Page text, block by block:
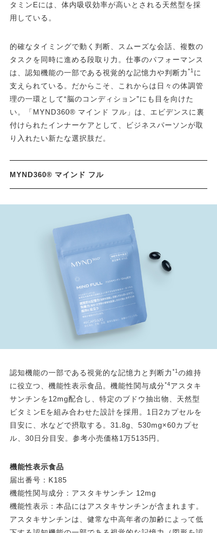
タミンEには、体内吸収効率が高いとされる天然型を採
用している。
的確なタイミングで動く判断、スムーズな会話、複数の
タスクを同時に進める段取り力。仕事のパフォーマンス
は、認知機能の一部である視覚的な記憶力や判断力 *1 に
支えられている。だからこそ、これからは日々の体調管
理の一環として“脳のコンディション”にも目を向けた
い。「MYND360® マインド フル」は、エビデンスに裏
付けられたインナーケアとして、ビジネスパーソンが取
り入れたい新たな選択肢だ。
MYND360® マインド フル
認知機能の一部である視覚的な記憶力と判断力 *1 の維持
に役立つ、機能性表示食品。機能性関与成分*4アスタキ
サンチンを12mg配合し、特定のブドウ抽出物、天然型
ビタミンEを組み合わせた設計を採用。1日2カプセルを
目安に、水などで摂取する。31.8g、530mg×60カプセ
ル、30日分目安。参考小売価格1万5135円。
機能性表示食品
届出番号：K185
機能性関与成分：アスタキサンチン 12mg
機能性表示：本品にはアスタキサンチンが含まれます。
アスタキサンチンは、健常な中高年者の加齢によって低